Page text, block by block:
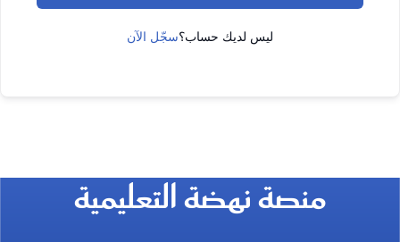
ليس لديك حساب؟سجّل الآن
منصة نهضة التعليمية